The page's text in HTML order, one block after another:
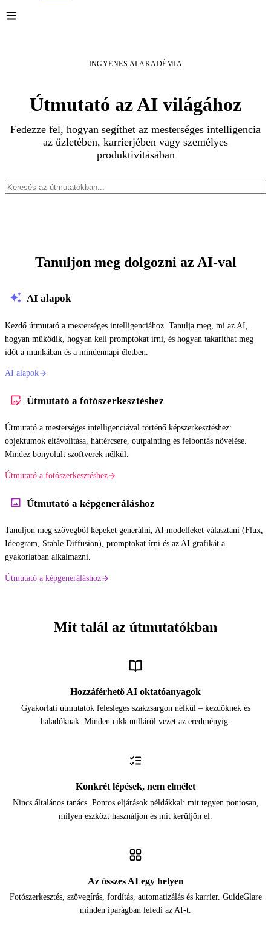
INGYENES AI AKADÉMIA
Útmutató az AI világához
Fedezze fel, hogyan segíthet az mesterséges intelligencia
az üzletében, karrierjében vagy személyes
produktivitásában
Tanuljon meg dolgozni az AI-val
AI alapok
Kezdő útmutató a mesterséges intelligenciához. Tanulja meg, mi az AI,
hogyan működik, hogyan kell promptokat írni, és hogyan takaríthat meg
időt a munkában és a mindennapi életben.
AI alapok
Útmutató a fotószerkesztéshez
Útmutató a mesterséges intelligenciával történő képszerkesztéshez:
objektumok eltávolítása, háttércsere, outpainting és felbontás növelése.
Mindez bonyolult szoftverek nélkül.
Útmutató a fotószerkesztéshez
Útmutató a képgeneráláshoz
Tanuljon meg szövegből képeket generálni, AI modelleket választani (Flux,
Ideogram, Stable Diffusion), promptokat írni és az AI grafikát a
gyakorlatban alkalmazni.
Útmutató a képgeneráláshoz
Mit talál az útmutatókban
Hozzáférhető AI oktatóanyagok
Gyakorlati útmutatók felesleges szakzsargon nélkül – kezdőknek és
haladóknak. Minden cikk nulláról vezet az eredményig.
Konkrét lépések, nem elmélet
Nincs általános tanács. Pontos eljárások példákkal: mit tegyen pontosan,
milyen eszközt használjon és mit kerüljön el.
Az összes AI egy helyen
Fotószerkesztés, szövegírás, fordítás, automatizálás és karrier. GuideGlare
minden iparágban lefedi az AI-t.